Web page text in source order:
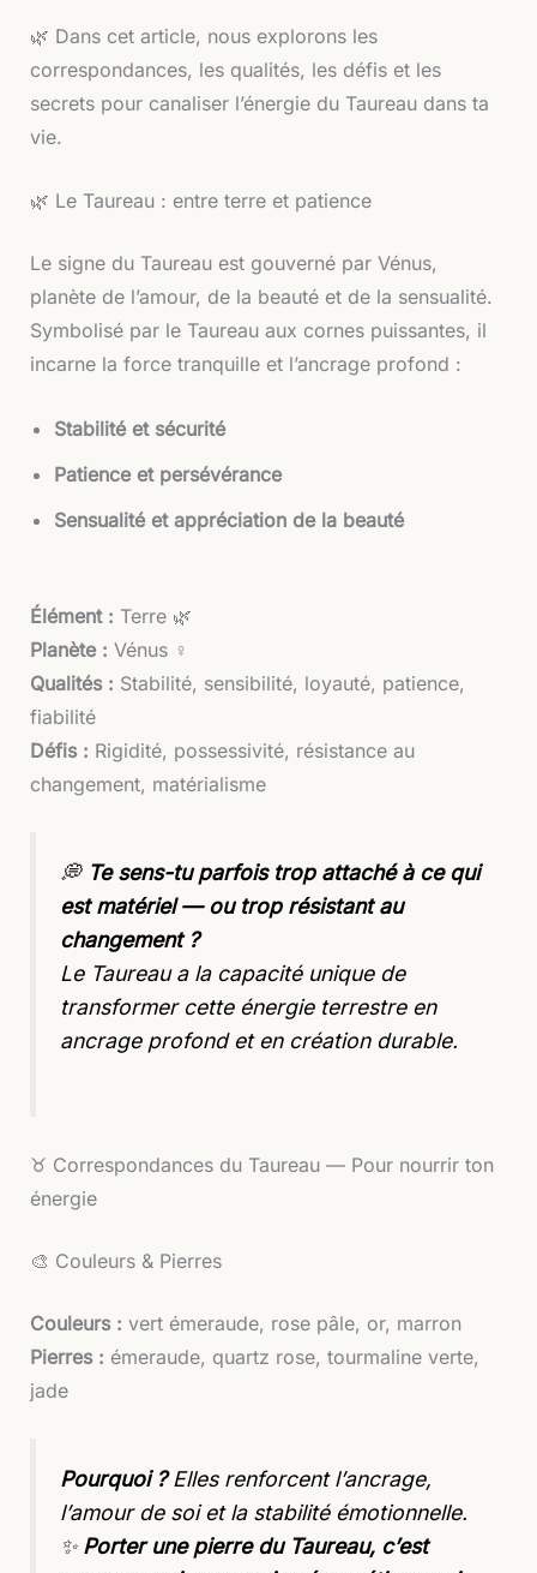
🌿 Dans cet article, nous explorons les
correspondances, les qualités, les défis et les
secrets pour canaliser l’énergie du Taureau dans ta
vie.
🌿 Le Taureau : entre terre et patience
Le signe du Taureau est gouverné par Vénus,
planète de l’amour, de la beauté et de la sensualité.
Symbolisé par le Taureau aux cornes puissantes, il
incarne la force tranquille et l’ancrage profond :
Stabilité et sécurité
Patience et persévérance
Sensualité et appréciation de la beauté
Élément : Terre 🌿
Planète : Vénus ♀
Qualités : Stabilité, sensibilité, loyauté, patience,
fiabilité
Défis : Rigidité, possessivité, résistance au
changement, matérialisme
💭 Te sens-tu parfois trop attaché à ce qui
est matériel — ou trop résistant au
changement ?
Le Taureau a la capacité unique de
transformer cette énergie terrestre en
ancrage profond et en création durable.
♉ Correspondances du Taureau — Pour nourrir ton
énergie
🎨 Couleurs & Pierres
Couleurs : vert émeraude, rose pâle, or, marron
Pierres : émeraude, quartz rose, tourmaline verte,
jade
Pourquoi ?Elles renforcent l’ancrage,
l’amour de soi et la stabilité émotionnelle.
✨Porter une pierre du Taureau, c’est